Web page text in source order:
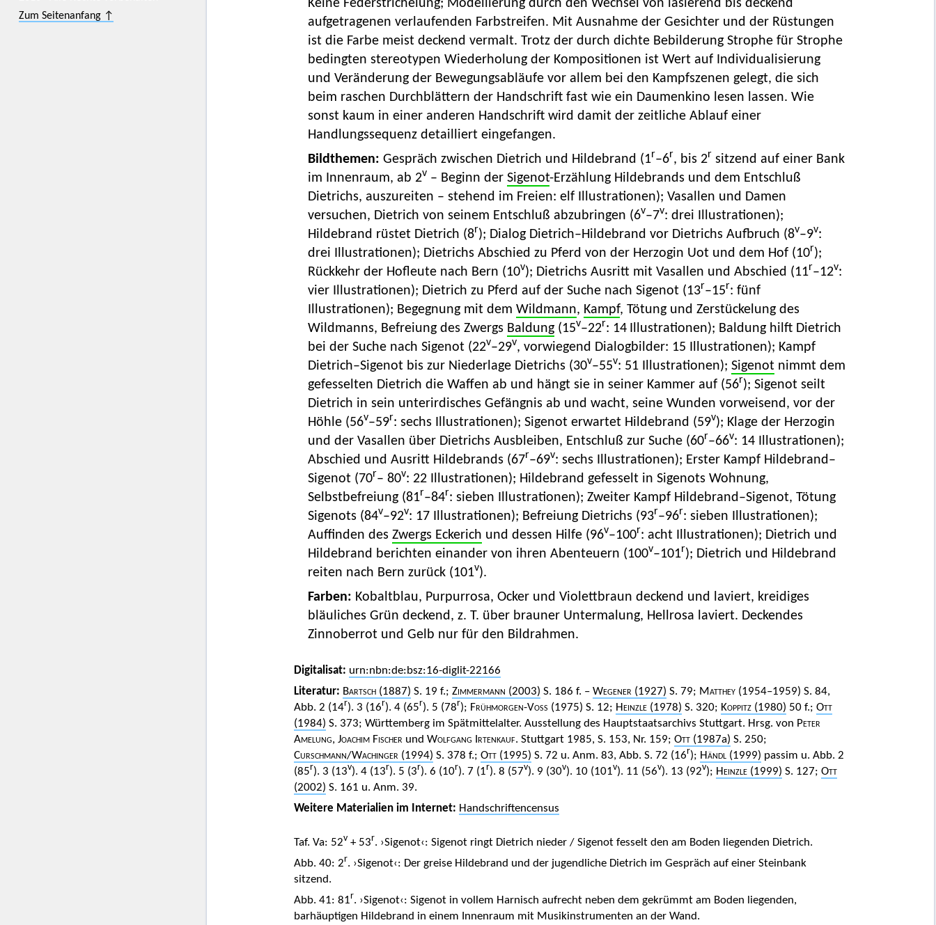
Zum Seitenanfang ↑
Keine Federstrichelung; Modellierung durch den Wechsel von lasierend bis deckend
aufgetragenen verlaufenden Farbstreifen. Mit Ausnahme der Gesichter und der Rüstungen
ist die Farbe meist deckend vermalt. Trotz der durch dichte Bebilderung Strophe für Strophe
bedingten stereotypen Wiederholung der Kompositionen ist Wert auf Individualisierung
und Veränderung der Bewegungsabläufe vor allem bei den Kampfszenen gelegt, die sich
beim raschen Durchblättern der Handschrift fast wie ein Daumenkino lesen lassen. Wie
sonst kaum in einer anderen Handschrift wird damit der zeitliche Ablauf einer
Handlungssequenz detailliert eingefangen.
Bildthemen: Gespräch zwischen Dietrich und Hildebrand (1r–6r, bis 2r sitzend auf einer Bank
im Innenraum, ab 2v – Beginn der Sigenot-Erzählung Hildebrands und dem Entschluß
Dietrichs, auszureiten – stehend im Freien: elf Illustrationen); Vasallen und Damen
versuchen, Dietrich von seinem Entschluß abzubringen (6v–7v: drei Illustrationen);
Hildebrand rüstet Dietrich (8r); Dialog Dietrich–Hildebrand vor Dietrichs Aufbruch (8v–9v:
drei Illustrationen); Dietrichs Abschied zu Pferd von der Herzogin Uot und dem Hof (10r);
Rückkehr der Hofleute nach Bern (10v); Dietrichs Ausritt mit Vasallen und Abschied (11r–12v:
vier Illustrationen); Dietrich zu Pferd auf der Suche nach Sigenot (13r–15r: fünf
Illustrationen); Begegnung mit dem Wildmann, Kampf, Tötung und Zerstückelung des
Wildmanns, Befreiung des Zwergs Baldung(15v–22r: 14 Illustrationen); Baldung hilft Dietrich
bei der Suche nach Sigenot (22v–29v, vorwiegend Dialogbilder: 15 Illustrationen); Kampf
Dietrich–Sigenot bis zur Niederlage Dietrichs (30v–55v: 51 Illustrationen); Sigenotnimmt dem
gefesselten Dietrich die Waffen ab und hängt sie in seiner Kammer auf (56r); Sigenot seilt
Dietrich in sein unterirdisches Gefängnis ab und wacht, seine Wunden vorweisend, vor der
Höhle (56v–59r: sechs Illustrationen); Sigenot erwartet Hildebrand (59v); Klage der Herzogin
und der Vasallen über Dietrichs Ausbleiben, Entschluß zur Suche (60r–66v: 14 Illustrationen);
Abschied und Ausritt Hildebrands (67r–69v: sechs Illustrationen); Erster Kampf Hildebrand–
Sigenot (70r– 80v: 22 Illustrationen); Hildebrand gefesselt in Sigenots Wohnung,
Selbstbefreiung (81r–84r: sieben Illustrationen); Zweiter Kampf Hildebrand–Sigenot, Tötung
Sigenots (84v–92v: 17 Illustrationen); Befreiung Dietrichs (93r–96r: sieben Illustrationen);
Auffinden des Zwergs Eckerich und dessen Hilfe (96v–100r: acht Illustrationen); Dietrich und
Hildebrand berichten einander von ihren Abenteuern (100v–101r); Dietrich und Hildebrand
reiten nach Bern zurück (101v).
Farben: Kobaltblau, Purpurrosa, Ocker und Violettbraun deckend und laviert, kreidiges
bläuliches Grün deckend, z. T. über brauner Untermalung, Hellrosa laviert. Deckendes
Zinnoberrot und Gelb nur für den Bildrahmen.
Digitalisat: urn:nbn:de:bsz:16-diglit-22166
Literatur: Bartsch(1887) S. 19 f.; Zimmermann (2003) S. 186 f. – Wegener (1927) S. 79; Matthey(1954–1959) S. 84,
Abb. 2 (14r). 3 (16r). 4 (65r). 5 (78r); Frühmorgen-Voss (1975) S. 12; Heinzle(1978) S. 320; Koppitz(1980) 50 f.; Ott
(1984) S. 373; Württemberg im Spätmittelalter. Ausstellung des Hauptstaatsarchivs Stuttgart. Hrsg. von Peter
Amelung, Joachim Fischer und Wolfgang Irtenkauf. Stuttgart 1985, S. 153, Nr. 159; Ott(1987a) S. 250;
Curschmann/Wachinger (1994) S. 378 f.; Ott(1995) S. 72 u. Anm. 83, Abb. S. 72 (16r); Händl(1999) passim u. Abb. 2
(85r). 3 (13v). 4 (13r). 5 (3r). 6 (10r). 7 (1r). 8 (57v). 9 (30v). 10 (101v). 11 (56v). 13 (92v); Heinzle(1999) S. 127; Ott
(2002) S. 161 u. Anm. 39.
Weitere Materialien im Internet: Handschriftencensus
Taf. Va: 52v + 53r. ›Sigenot‹: Sigenot ringt Dietrich nieder / Sigenot fesselt den am Boden liegenden Dietrich.
Abb. 40: 2r. ›Sigenot‹: Der greise Hildebrand und der jugendliche Dietrich im Gespräch auf einer Steinbank
sitzend.
Abb. 41: 81r. ›Sigenot‹: Sigenot in vollem Harnisch aufrecht neben dem gekrümmt am Boden liegenden,
barhäuptigen Hildebrand in einem Innenraum mit Musikinstrumenten an der Wand.